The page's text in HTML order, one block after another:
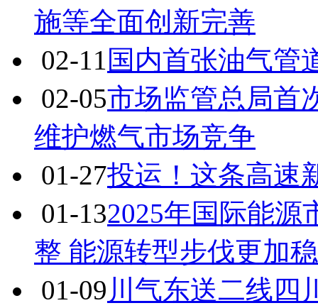
施等全面创新完善
02-11 国内首张油气管
02-05市场监管总局首
维护燃气市场竞争
01-27投运！这条高速
01-132025年国际能源
整 能源转型步伐更加
01-09 川气东送二线四